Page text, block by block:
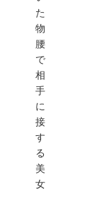
た
物
腰
で
相
手
に
接
す
る
美
女